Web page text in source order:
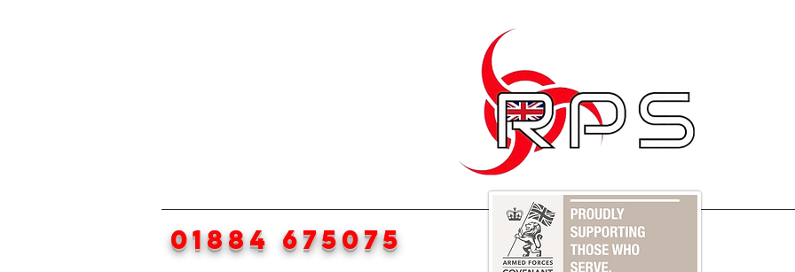
01884 675075